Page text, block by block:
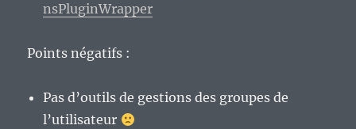
nsPluginWrapper
Points négatifs :
Pas d’outils de gestions des groupes de
l’utilisateur